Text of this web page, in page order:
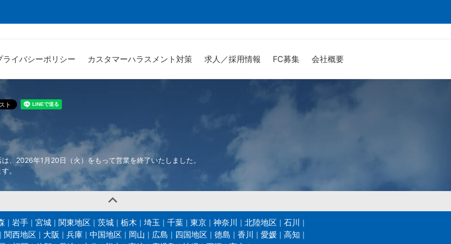
ライバシーポリシー カスタマーハラスメント対策 求人／採用情報 FC募集 会社概要
、2026年1月20日（火）をもって営業を終了いたしました。
。

岩手 宮城 関東地区 茨城 栃木 埼玉 千葉 東京 神奈川 北陸地区
石川
関西地区 大阪 兵庫 中国地区 岡山 広島 四国地区 徳島 香川 愛媛
高知